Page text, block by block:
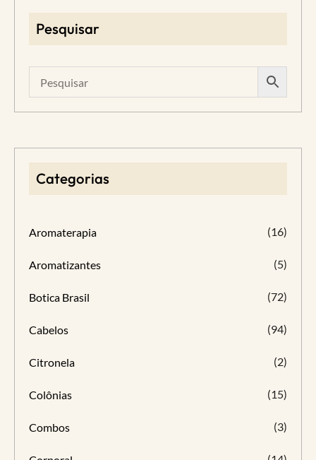
Pesquisar
Categorias
Aromaterapia (16)
Aromatizantes (5)
Botica Brasil (72)
Cabelos (94)
Citronela (2)
Colônias (15)
Combos (3)